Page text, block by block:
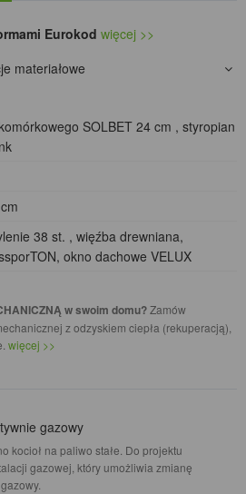
Eurokod więcej >>
materiałowe
SOLBET 24 cm , styropian
38 st. , więźba drewniana,
okno dachowe VELUX
w swoim domu?Zamów
z odzyskiem ciepła (rekuperacją),
więcej >>
gazowy
kocioł na paliwo stałe. Do projektu
gazowej, który umożliwia zmianę